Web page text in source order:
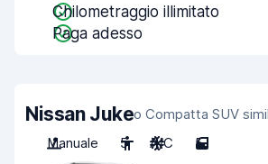
Chilometraggio illimitato
Paga adesso
Nissan Jukeo Compatta SUV
Manuale
5 A/C 5